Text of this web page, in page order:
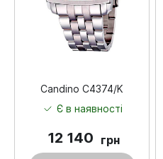
Candino C4374/K
Є в наявності
12 140 грн